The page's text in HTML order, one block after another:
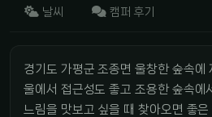
날씨 캠퍼 후기
경기도 가평군 조종면 울창한 숲속에
울에서 접근성도 좋고 조용한 숲속에
느림을 맛보고 싶을 때 찾아오면 좋